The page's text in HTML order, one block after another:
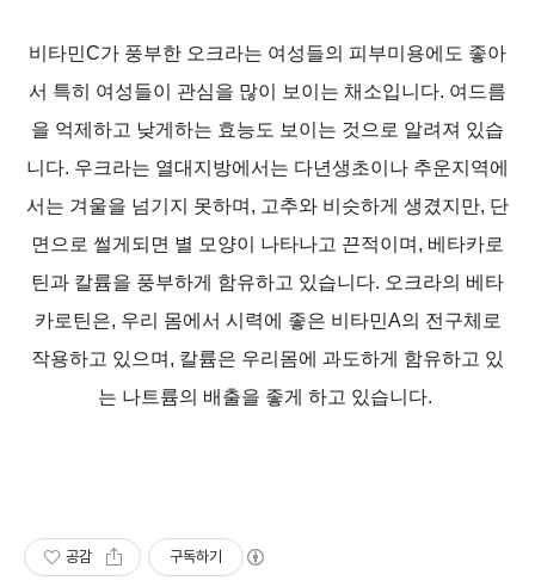
비타민C가 풍부한 오크라는 여성들의 피부미용에도 좋아
서 특히 여성들이 관심을 많이 보이는 채소입니다. 여드름
을 억제하고 낮게하는 효능도 보이는 것으로 알려져 있습
니다. 우크라는 열대지방에서는 다년생초이나 추운지역에
서는 겨울을 넘기지 못하며, 고추와 비슷하게 생겼지만, 단
면으로 썰게되면 별 모양이 나타나고 끈적이며, 베타카로
틴과 칼륨을 풍부하게 함유하고 있습니다. 오크라의 베타
카로틴은, 우리 몸에서 시력에 좋은 비타민A의 전구체 로
작용하고 있으며, 칼륨은 우리몸에 과도하게 함유하고 있
는 나트륨의 배출을 좋게 하고 있습니 다.
공감 구독하기